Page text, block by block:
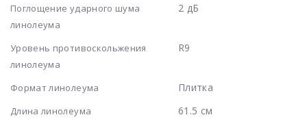
Поглощение ударного шума
линолеума
2 дБ
Уровень противоскольжения
линолеума
R9
Формат линолеума Плитка
Длина линолеума 61.5 см